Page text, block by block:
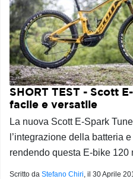
SHORT TEST - Scott
facile e versatile
La nuova Scott E-Spark
l’integrazione della batteria
rendendo questa E-bike 120
Scritto da Stefano Chiri, il 30 Aprile